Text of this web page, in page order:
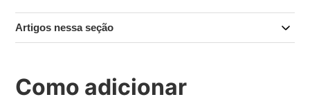
Artigos nessa seção
Como adicionar